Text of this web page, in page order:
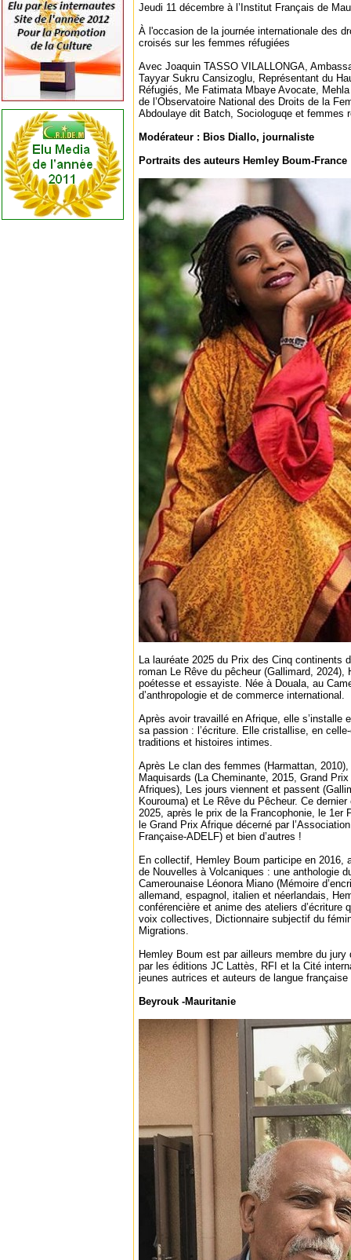
Jeudi 11 décembre à l’Institut Français de
À l'occasion de la journée internationale des
croisés sur les femmes réfugiées
Avec Joaquin TASSO VILALLONGA,
Tayyar Sukru Cansizoglu, Représentant du
Réfugiés, Me Fatimata Mbaye Avocate,
de l’Observatoire National des Droits de la
Abdoulaye dit Batch, Sociologuqe et femmes
Modérateur : Bios Diallo, journaliste
Portraits des auteurs Hemley Boum-France
La lauréate 2025 du Prix des Cinq continents
roman Le Rêve du pêcheur (Gallimard,
poétesse et essayiste. Née à Douala, au
d’anthropologie et de commerce international.
Après avoir travaillé en Afrique, elle s’installe
sa passion : l’écriture. Elle cristallise, en
traditions et histoires intimes.
Après Le clan des femmes (Harmattan,
Maquisards (La Cheminante, 2015, Grand
Afriques), Les jours viennent et passent
Kourouma) et Le Rêve du Pêcheur. Ce
2025, après le prix de la Francophonie, le 1er
le Grand Prix Afrique décerné par
Française-ADELF) et bien d’autres !
En collectif, Hemley Boum participe en 2016,
de Nouvelles à Volcaniques : une anthologie
Camerounaise Léonora Miano (Mémoire
allemand, espagnol, italien et néerlandais,
conférencière et anime des ateliers d’écriture
voix collectives, Dictionnaire subjectif du
Migrations.
Hemley Boum est par ailleurs membre du jury
par les éditions JC Lattès, RFI et la Cité
jeunes autrices et auteurs de langue
Beyrouk -Mauritanie